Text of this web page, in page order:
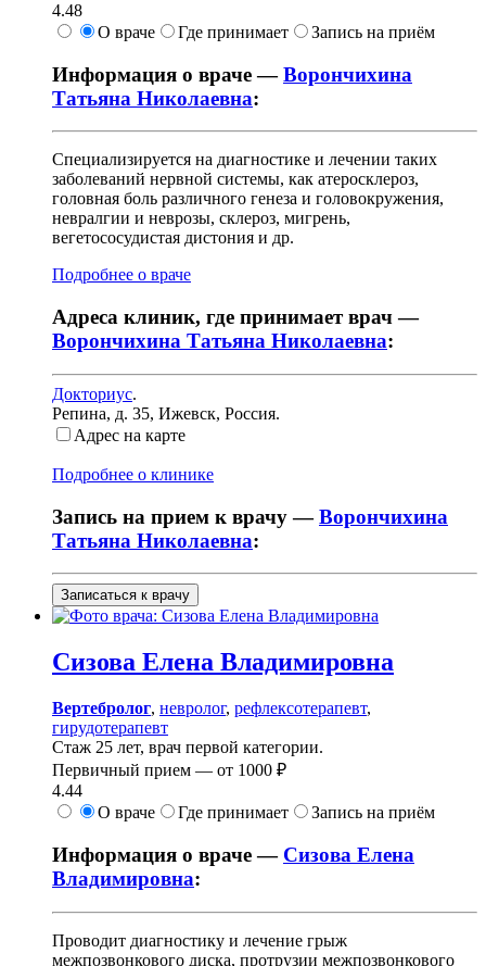
4.48
О враче
Где принимает Запись на приём
Информация о враче —Ворончихина
Татьяна Николаевна:
Специализируется на диагностике и лечении таких
заболеваний нервной системы, как атеросклероз,
головная боль различного генеза и головокружения,
невралгии и неврозы, склероз, мигрень,
вегетососудистая дистония и др.
Подробнее о враче
Адреса клиник, где принимает врач —
Ворончихина Татьяна Николаевна:
Докториус.
Репина, д. 35, Ижевск, Россия.
Адрес на карте
Подробнее о клинике
Запись на прием к врачу —Ворончихина
Татьяна Николаевна:
Записаться к врачу
Сизова Елена Владимировна
Вертебролог, невролог, рефлексотерапевт,
гирудотерапевт
Стаж 25 лет, врач первой категории.
Первичный прием — от 1000 ₽
4.44
О враче
Где принимает Запись на приём
Информация о враче — Сизова Елена
Владимировна:
Проводит диагностику и лечение грыж
межпозвонкового диска, протрузии межпозвонкового